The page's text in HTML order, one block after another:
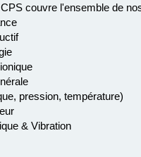
couvre l'ensemble de
pression, température)
& Vibration